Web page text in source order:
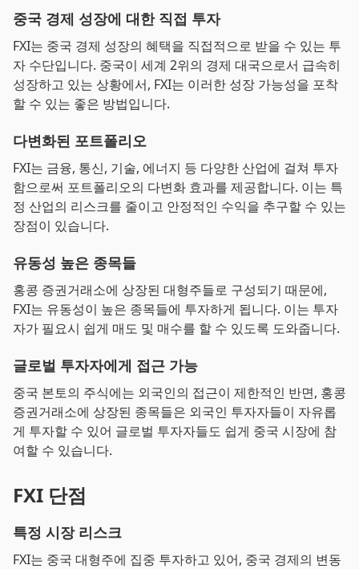
중국 경제 성장에 대한 직접 투자
FXI는 중국 경제 성장의 혜택을 직접적으로 받을 수 있는 투
자 수단입니다. 중국이 세계 2위의 경제 대국으로서 급속히
성장하고 있는 상황에서, FXI는 이러한 성장 가능성을 포착
할 수 있는 좋은 방법입니다.
다변화된 포트폴리오
FXI는 금융, 통신, 기술, 에너지 등 다양한 산업에 걸쳐 투자
함으로써 포트폴리오의 다변화 효과를 제공합니다. 이는 특
정 산업의 리스크를 줄이고 안정적인 수익을 추구할 수 있는
장점이 있습니다.
유동성 높은 종목들
홍콩 증권거래소에 상장된 대형주들로 구성되기 때문에,
FXI는 유동성이 높은 종목들에 투자하게 됩니다. 이는 투자
자가 필요시 쉽게 매도 및 매수를 할 수 있도록 도와줍니다.
글로벌 투자자에게 접근 가능
중국 본토의 주식에는 외국인의 접근이 제한적인 반면, 홍콩
증권거래소에 상장된 종목들은 외국인 투자자들이 자유롭
게 투자할 수 있어 글로벌 투자자들도 쉽게 중국 시장에 참
여할 수 있습니다.
FXI 단점
특정 시장 리스크
FXI는 중국 대형주에 집중 투자하고 있어, 중국 경제의 변동